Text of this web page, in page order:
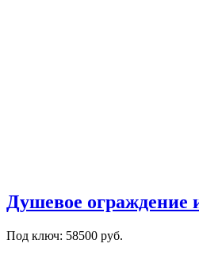
Душевое ограждение
Под ключ: 58500 руб.